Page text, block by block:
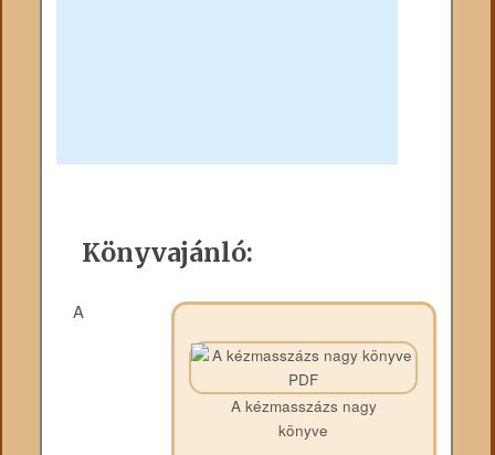
Könyvajánló:
A kézmasszázs nagy
könyve
A